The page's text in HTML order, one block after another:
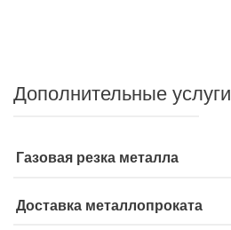
Дополнительные услуги
Газовая резка металла
Доставка металлопроката